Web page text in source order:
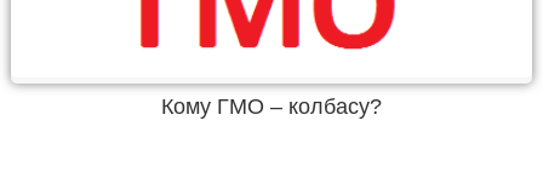
Кому ГМО – колбасу?